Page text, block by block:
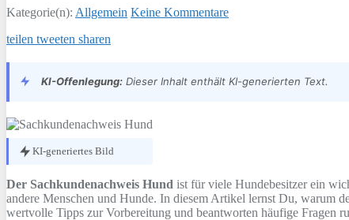
Kategorie(n): Allgemein Keine Kommentare
teilen tweeten sharen
KI-Offenlegung: Dieser Inhalt enthält KI-generierten Text.
KI-generiertes Bild
Der Sachkundenachweis Hund ist für viele Hundebesitzer ein
andere Menschen und Hunde. In diesem Artikel lernst Du, warum
wertvolle Tipps zur Vorbereitung und beantworten häufige Fragen